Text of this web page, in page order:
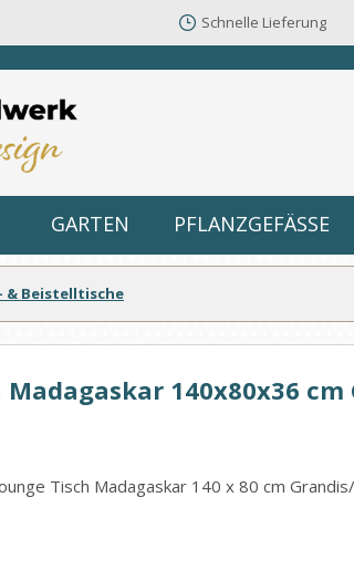
Schnelle Lieferung
GARTEN PFLANZGEFÄSSE
& Beistelltische
Madagaskar 140x80x36